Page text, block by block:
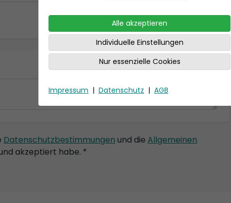
Datenschutzbestimmungen und die Allgemeinen
akzeptiert habe. *
Alle akzeptieren
Individuelle Einstellungen
Nur essenzielle Cookies
Impressum | Datenschutz | AGB